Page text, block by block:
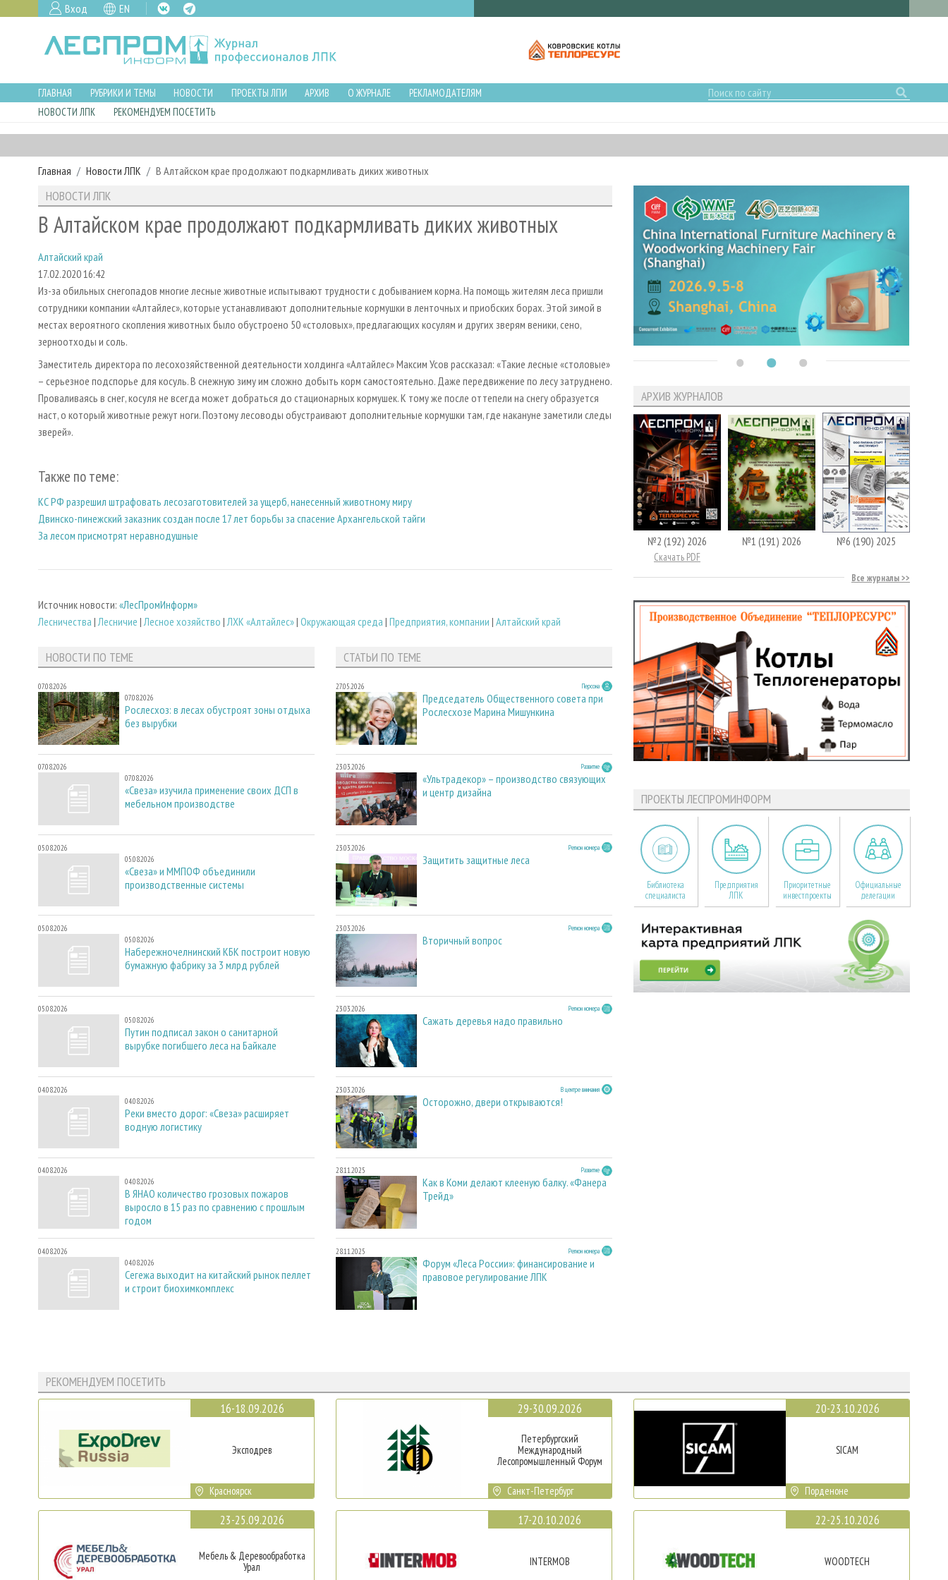
Вход EN
ГЛАВНАЯ РУБРИКИ И ТЕМЫ НОВОСТИ ПРОЕКТЫ ЛПИ АРХИВ О ЖУРНАЛЕ
РЕКЛАМОДАТЕЛЯМ
НОВОСТИ ЛПК
РЕКОМЕНДУЕМ ПОСЕТИТЬ
Главная Новости ЛПК В Алтайском крае продолжают подкармливать диких животных
НОВОСТИ ЛПК
В Алтайском крае продолжают подкармливать диких животных
Алтайский край
17.02.2020 16:42
Из-за обильных снегопадов многие лесные животные испытывают трудности с добыванием корма. На помощь жителям леса пришли
сотрудники компании «Алтайлес», которые устанавливают дополнительные кормушки в ленточных и приобских борах. Этой зимой в
местах вероятного скопления животных было обустроено 50 «столовых», предлагающих косулям и других зверям веники, сено,
зерноотходы и соль.
Заместитель директора по лесохозяйственной деятельности холдинга «Алтайлес» Максим Усов рассказал: «Такие лесные «столовые»
– серьезное подспорье для косуль. В снежную зиму им сложно добыть корм самостоятельно. Даже передвижение по лесу затруднено.
Проваливаясь в снег, косуля не всегда может добраться до стационарных кормушек. К тому же после оттепели на снегу образуется
наст, о который животные режут ноги. Поэтому лесоводы обустраивают дополнительные кормушки там, где накануне заметили следы
зверей».
Также по теме:
КС РФ разрешил штрафовать лесозаготовителей за ущерб, нанесенный животному миру
Двинско-пинежский заказник создан после 17 лет борьбы за спасение Архангельской тайги
За лесом присмотрят неравнодушные
Источник новости: «ЛесПромИнформ»
Лесничества |Лесничие |Лесное хозяйство |ЛХК «Алтайлес»| Окружающая среда | Предприятия, компании | Алтайский край
НОВОСТИ ПО ТЕМЕ
07.08.2026
07.08.2026
Рослесхоз: в лесах обустроят зоны отдыха
без вырубки
07.08.2026
07.08.2026
«Свеза» изучила применение своих ДСП в
мебельном производстве
05.08.2026
05.08.2026
«Свеза» и ММПОФ объединили
производственные системы
05.08.2026
05.08.2026
Набережночелнинский КБК построит новую
бумажную фабрику за 3 млрд рублей
05.08.2026
05.08.2026
Путин подписал закон о санитарной
вырубке погибшего леса на Байкале
04.08.2026
04.08.2026
Реки вместо дорог: «Свеза» расширяет
водную логистику
04.08.2026
04.08.2026
В ЯНАО количество грозовых пожаров
выросло в 15 раз по сравнению с прошлым
годом
04.08.2026
04.08.2026
Сегежа выходит на китайский рынок пеллет
и строит биохимкомплекс
СТАТЬИ ПО ТЕМЕ
27.05.2026 Персона
Председатель Общественного совета при
Рослесхозе Марина Мишункина
23.03.2026 Развитие
«Ультрадекор» – производство связующих
и центр дизайна
23.03.2026 Регион номера
Защитить защитные леса
23.03.2026 Регион номера
Вторичный вопрос
23.03.2026 Регион номера
Сажать деревья надо правильно
23.03.2026 В центре внимания
Осторожно, двери открываются!
28.11.2025 Развитие
Как в Коми делают клееную балку. «Фанера
Трейд»
28.11.2025 Регион номера
Форум «Леса России»: финансирование и
правовое регулирование ЛПК
АРХИВ ЖУРНАЛОВ
№2 (192) 2026
Скачать PDF
№1 (191) 2026 №6 (190) 2025
Все журналы
ПРОЕКТЫ ЛЕСПРОМИНФОРМ
Библиотека
специалиста
Предприятия
ЛПК
Приоритетные
инвестпроекты
Официальные
делегации
РЕКОМЕНДУЕМ ПОСЕТИТЬ
16-18.09.2026
Эксподрев
Красноярск
23-25.09.2026
Мебель & Деревообработка
Урал
29-30.09.2026
Петербургский
Международный
Лесопромышленный Форум
Санкт-Петербург
17-20.10.2026
INTERMOB
20-23.10.2026
SICAM
Порденоне
22-25.10.2026
WOODTECH